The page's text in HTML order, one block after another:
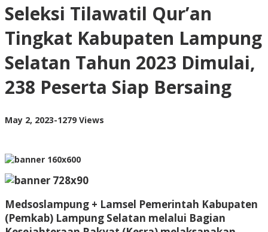
Tingkat
Kabupaten
Lampung
Selatan
Tahun
2023
Dimulai,
238
Seleksi Tilawatil Qur’an
Tingkat Kabupaten Lampung
Selatan Tahun 2023 Dimulai,
238 Peserta Siap Bersaing
May 2, 2023by
-1279 Views
Medsoslampung + Lamsel Pemerintah Kabupaten
(Pemkab) Lampung Selatan melalui Bagian